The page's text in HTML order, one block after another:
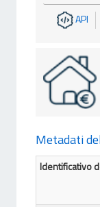
API
Metadati
Identificativo